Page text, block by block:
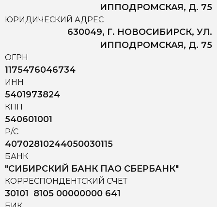
ИППОДРОМСКАЯ, Д. 75
ЮРИДИЧЕСКИЙ АДРЕС
630049, Г. НОВОСИБИРСК, УЛ.
ИППОДРОМСКАЯ, Д. 75
ОГРН
1175476046734
ИНН
5401973824
КПП
540601001
Р/С
40702810244050030115
БАНК
"СИБИРСКИЙ БАНК ПАО СБЕРБАНК"
КОРРЕСПОНДЕНТСКИЙ СЧЕТ
30101 8105 00000000 641